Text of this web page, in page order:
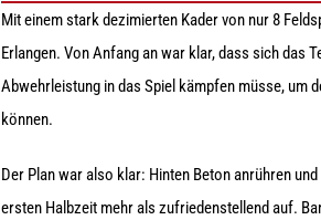
Mit einem stark dezimierten Kader von nur 8
Erlangen. Von Anfang an war klar, dass sich das
Abwehrleistung in das Spiel kämpfen müsse, um
können.
Der Plan war also klar: Hinten Beton anrühren
ersten Halbzeit mehr als zufriedenstellend auf.